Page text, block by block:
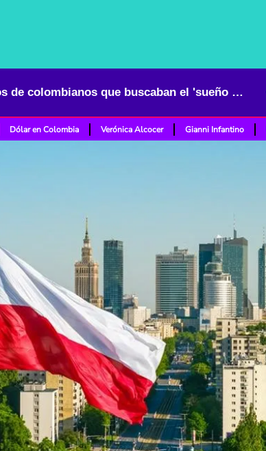
"Aquí vale más un animal": crudos relatos de colombianos que buscaban el 'sueño polaco'
Dólar en Colombia Verónica Alcocer Gianni Infantino